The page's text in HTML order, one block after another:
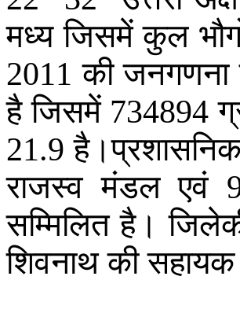
मध्य जिसमें कुल
2011की जनगणना
है जिसमें734894
21.9
राजस्व मंडल एवं
सम्मिलित है।
शिवनाथ की सहायक